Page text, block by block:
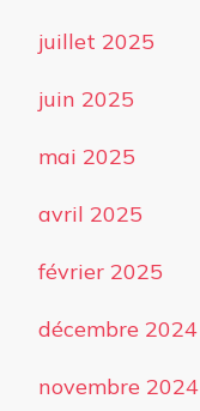
juillet 2025
juin 2025
mai 2025
avril 2025
février 2025
décembre 2024
novembre 2024